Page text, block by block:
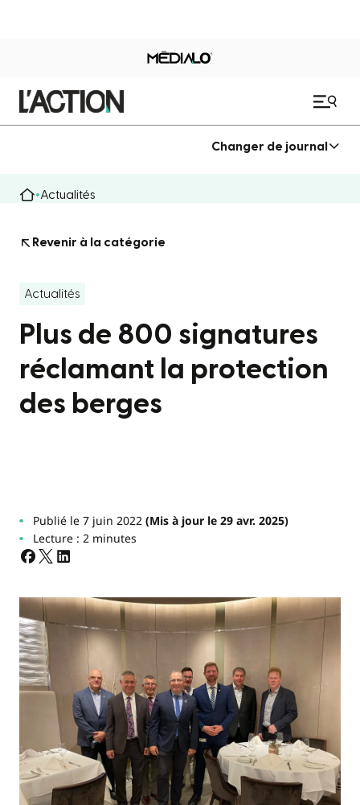
Changer de journal
Actualités
Revenir à la catégorie
Actualités
Plus de 800 signatures
réclamant la protection
des berges
Publié le 7 juin 2022(Mis à jour le 29 avr. 2025)
Lecture : 2 minutes